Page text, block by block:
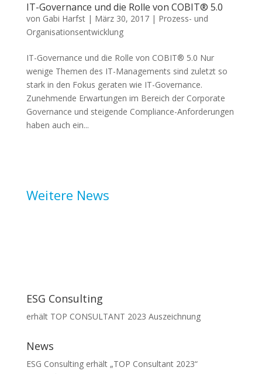
IT-Governance und die Rolle von COBIT® 5.0
von Gabi Harfst| März 30, 2017| Prozess- und
Organisationsentwicklung
IT-Governance und die Rolle von COBIT® 5.0 Nur
wenige Themen des IT-Managements sind zuletzt so
stark in den Fokus geraten wie IT-Governance.
Zunehmende Erwartungen im Bereich der Corporate
Governance und steigende Compliance-Anforderungen
haben auch ein...
Weitere News
ESG Consulting
erhält TOP CONSULTANT 2023 Auszeichnung
News
ESG Consulting erhält „TOP Consultant 2023“